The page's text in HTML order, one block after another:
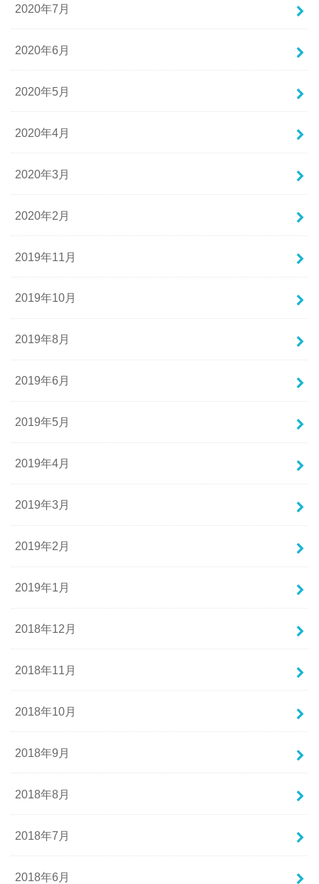
2020年7月
2020年6月
2020年5月
2020年4月
2020年3月
2020年2月
2019年11月
2019年10月
2019年8月
2019年6月
2019年5月
2019年4月
2019年3月
2019年2月
2019年1月
2018年12月
2018年11月
2018年10月
2018年9月
2018年8月
2018年7月
2018年6月